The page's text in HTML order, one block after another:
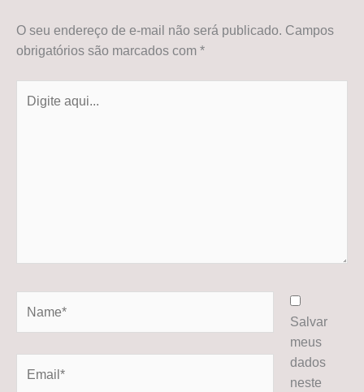
O seu endereço de e-mail não será publicado. Campos
obrigatórios são marcados com *
aqui...
Salvar
meus
dados
neste